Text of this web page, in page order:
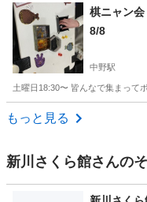
東京 町田市
棋ニャン
8/8
中野駅
土曜日18:30〜 皆んなで集まっ
東京 中野区
もっと見る
新川さくら館さんの